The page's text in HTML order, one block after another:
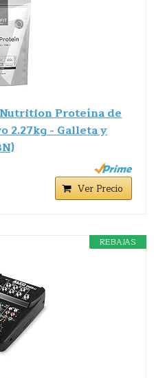
Proteína de
2.27kg - Galleta y
Ver Precio
REBAJAS